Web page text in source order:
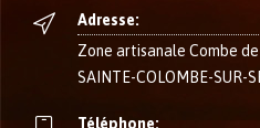
Adresse:
Zone artisanale Combe
SAINTE-COLOMBE-SUR-
Téléphone: